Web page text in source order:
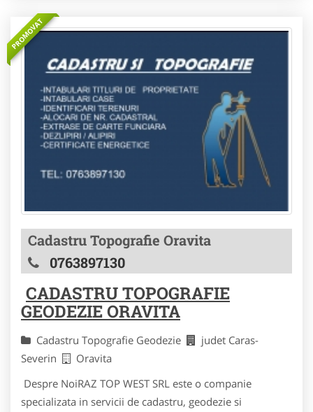
PROMOVAT
Cadastru Topografie Oravita
0763897130
CADASTRU TOPOGRAFIE
GEODEZIE ORAVITA
Cadastru Topografie Geodezie
judet Caras-
Severin
Oravita
Despre NoiRAZ TOP WEST SRL este o companie
specializata in servicii de cadastru, geodezie si